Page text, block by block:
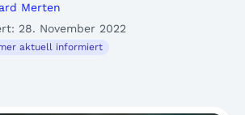
Merten
28. November 2022
aktuell informiert